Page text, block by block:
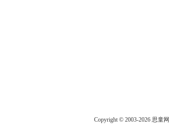
Copyright © 2003-2026 思童网